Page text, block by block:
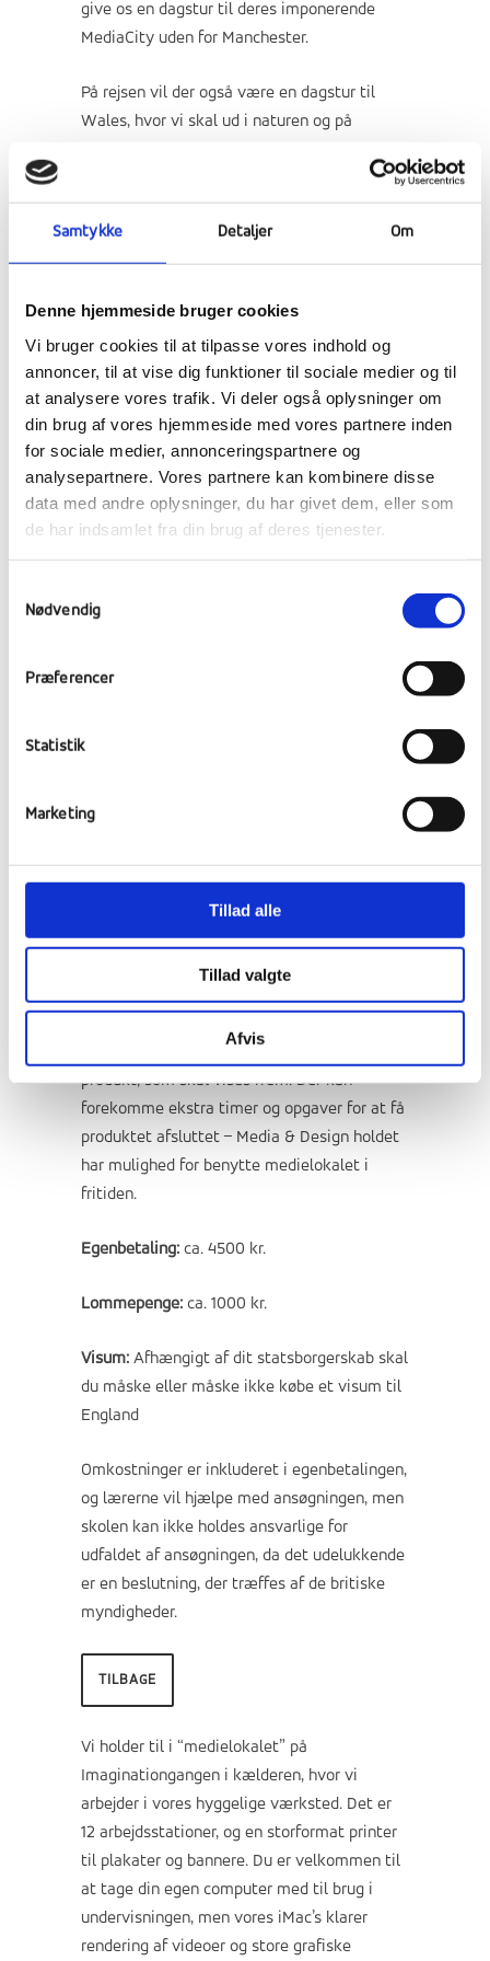
Samtykke Detaljer Om
Denne hjemmeside bruger cookies
Vi bruger cookies til at tilpasse vores indhold og
annoncer, til at vise dig funktioner til sociale medier og til
at analysere vores trafik. Vi deler også oplysninger om
din brug af vores hjemmeside med vores partnere inden
for sociale medier, annonceringspartnere og
analysepartnere. Vores partnere kan kombinere disse
data med andre oplysninger, du har givet dem, eller som
de har indsamlet fra din brug af deres tjenester.
Nødvendig
Præferencer
Statistik
Marketing
Tillad alle
Tillad valgte
Afvis
give os en dagstur til deres imponerende
MediaCity uden for Manchester.
På rejsen vil der også være en dagstur til
Wales, hvor vi skal ud i naturen og på
Vaccinationer
Almindelige vacciner som stivkrampe og
Undervisere
Theresa Ringgaard Teist
Facebook.
Vilkår og egenbetaling
Vilkår:Eleverne på media & Design skal være
produkt, som skal vises frem. Der kan
forekomme ekstra timer og opgaver for at få
produktet afsluttet – Media & Design holdet
har mulighed for benytte medielokalet i
fritiden.
Egenbetaling: ca. 4500 kr.
Lommepenge: ca. 1000 kr.
Visum: Afhængigt af dit statsborgerskab skal
du måske eller måske ikke købe et visum til
England
Omkostninger er inkluderet i egenbetalingen,
og lærerne vil hjælpe med ansøgningen, men
skolen kan ikke holdes ansvarlige for
udfaldet af ansøgningen, da det udelukkende
er en beslutning, der træffes af de britiske
myndigheder.
TILBAGE
Vi holder til i “medielokalet” på
Imaginationgangen i kælderen, hvor vi
arbejder i vores hyggelige værksted. Det er
12 arbejdsstationer, og en storformat printer
til plakater og bannere. Du er velkommen til
at tage din egen computer med til brug i
undervisningen, men vores iMac’s klarer
rendering af videoer og store grafiske